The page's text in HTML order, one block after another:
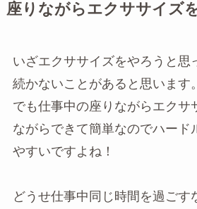
座りながらエクササイズ
いざエクササイズをやろうと思
続かないことがあると思います。
でも仕事中の座りながらエクサ
ながらできて簡単なのでハード
やすいですよね！
どうせ仕事中同じ時間を過ごす